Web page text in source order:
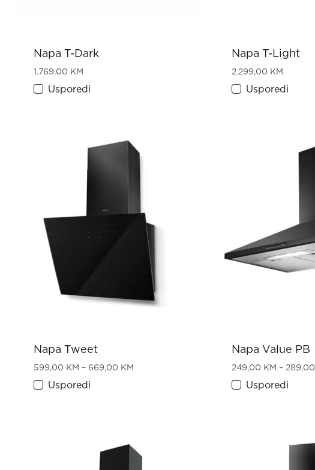
Napa T-Dark
1.769,00 KM
Usporedi
Napa T-Light
2.299,00 KM
Usporedi
Napa Tweet
599,00 KM – 669,00 KM Price range: 599,00 KM through 669,00 KM
Usporedi
Napa Value PB
249,00 KM – 289,00
Usporedi